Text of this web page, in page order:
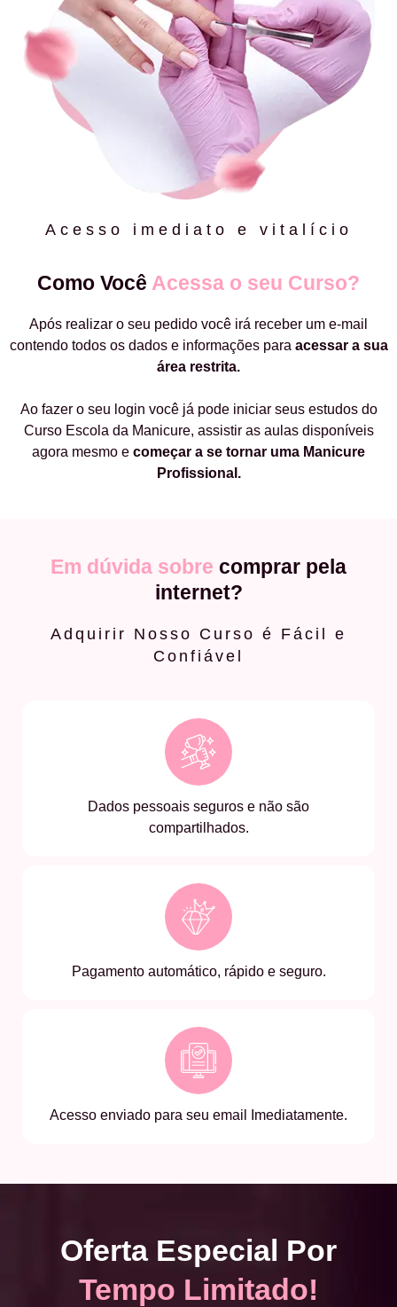
Acesso imediato e vitalício
Como Você Acessa o seu Curso?
Após realizar o seu pedido você irá receber um e-mail
contendo todos os dados e informações para acessar a sua
área restrita.
Ao fazer o seu login você já pode iniciar seus estudos do
Curso Escola da Manicure, assistir as aulas disponíveis
agora mesmo e começar a se tornar uma Manicure
Profissional.
Em dúvida sobre comprar pela
internet?
Adquirir Nosso Curso é Fácil e
Confiável
Dados pessoais seguros e não são
compartilhados.
Pagamento automático, rápido e seguro.
Acesso enviado para seu email Imediatamente.
Oferta Especial Por
Tempo Limitado!